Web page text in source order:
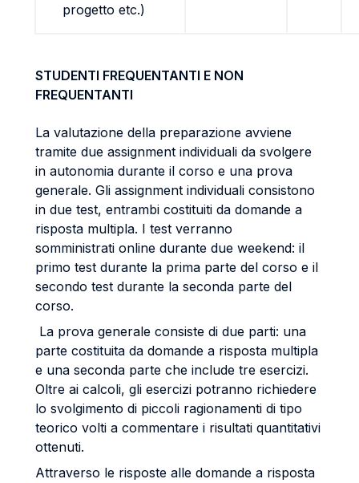
progetto etc.)
STUDENTI FREQUENTANTI E NON
FREQUENTANTI
La valutazione della preparazione avviene
tramite due assignment individuali da svolgere
in autonomia durante il corso e una prova
generale. Gli assignment individuali consistono
in due test, entrambi costituiti da domande a
risposta multipla. I test verranno
somministrati online durante due weekend: il
primo test durante la prima parte del corso e il
secondo test durante la seconda parte del
corso.
La prova generale consiste di due parti: una
parte costituita da domande a risposta multipla
e una seconda parte che include tre esercizi.
Oltre ai calcoli, gli esercizi potranno richiedere
lo svolgimento di piccoli ragionamenti di tipo
teorico volti a commentare i risultati quantitativi
ottenuti.
Attraverso le risposte alle domande a risposta